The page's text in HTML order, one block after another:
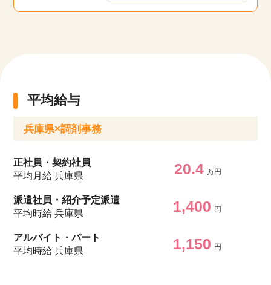
平均給与
兵庫県×調剤事務
正社員・契約社員
平均月給 兵庫県
20.4 万円
派遣社員・紹介予定派遣
平均時給 兵庫県
1,400 円
アルバイト・パート
平均時給 兵庫県
1,150 円